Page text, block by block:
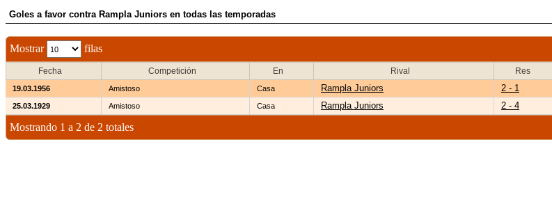
Goles a favor contra Rampla Juniors en todas las temporadas
Mostrar filas
Fecha Competición En Rival Res
19.03.1956 Amistoso Casa Rampla Juniors 2 - 1
25.03.1929 Amistoso Casa Rampla Juniors 2 - 4
Mostrando 1 a 2 de 2 totales